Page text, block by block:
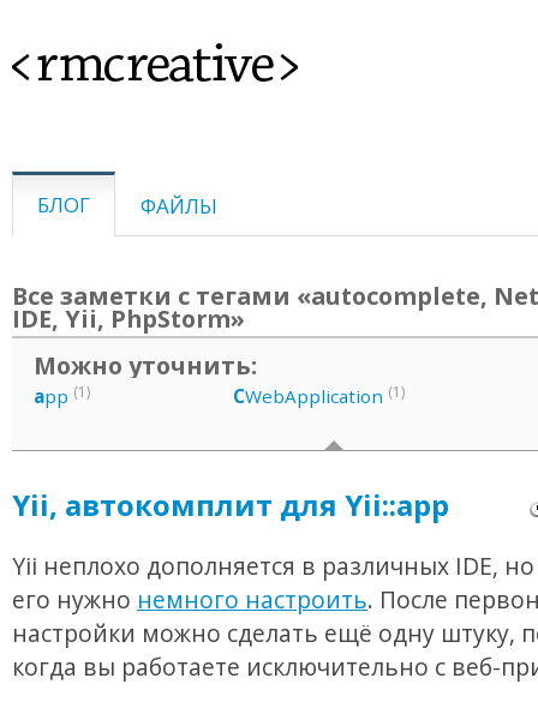
<rmcreative>
БЛОГ ФАЙЛЫ
Все заметки с тегами «autocomplete,
IDE, Yii, PhpStorm»
Можно уточнить:
app (1) CWebApplication (1)
Yii, автокомплит для Yii::app
Yii неплохо дополняется в различных IDE,
его нужно немного настроить. После
настройки можно сделать ещё одну штуку,
когда вы работаете исключительно с веб-